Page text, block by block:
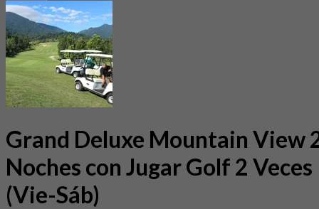
Grand Deluxe Mountain View
Noches con Jugar Golf 2 Veces
(Vie-Sáb)